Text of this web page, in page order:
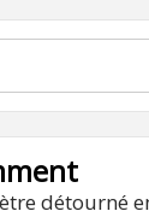
détourné